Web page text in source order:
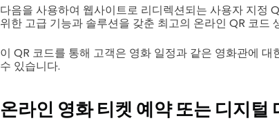
다음을 사용하여 웹사이트로 리디렉션되는 사용자 지정
위한 고급 기능과 솔루션을 갖춘 최고의 온라인 QR 코드
이 QR 코드를 통해 고객은 영화 일정과 같은 영화관에
수 있습니다.
온라인 영화 티켓 예약 또는 디지털